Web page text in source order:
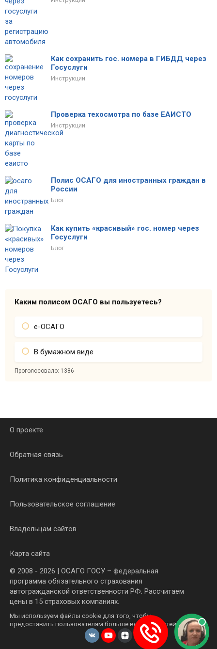
Как сохранить гос. номера в ГИБДД через
Госуслуги
Инструкции
Проверка техосмотра по базе ЕАИСТО
Инструкции
Полис ОСАГО для иностранных граждан в
России
Блог
Как купить «красивый» гос. номер через
Госуслуги
Блог
Каким полисом ОСАГО вы пользуетесь?
е-ОСАГО
В бумажном виде
Проголосовало: 1386
О проекте
Обратная связь
Политика конфиденциальности
Пользовательское соглашение
Владельцам сайтов
Карта сайта
© 2008 - 2026 | ОСАГО ГОСУ – федеральная
программа обязательного страхования
автогражданской ответственности РФ. Рассчитаем
цены в 15 страховых компаниях.
Мы используем файлы cookie для того, чтобы
предоставить пользователям больше возможностей.